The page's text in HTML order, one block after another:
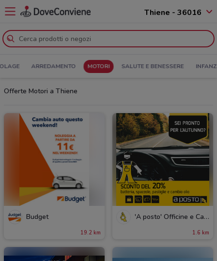
Thiene - 36016
ARREDAMENTO MOTORI SALUTE E BENESSERE
Offerte Motori a Thiene
Budget
19.2 km
'A posto' Officine e Carrozzerie
1.6 km